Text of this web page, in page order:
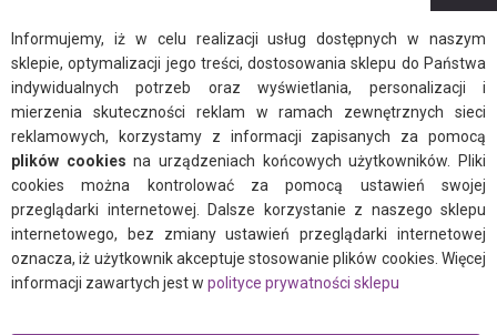
Informujemy, iż w celu realizacji usług dostępnych w naszym
sklepie, optymalizacji jego treści, dostosowania sklepu do Państwa
indywidualnych potrzeb oraz wyświetlania, personalizacji i
mierzenia skuteczności reklam w ramach zewnętrznych sieci
reklamowych, korzystamy z informacji zapisanych za pomocą
plików cookiesna urządzeniach końcowych użytkowników. Pliki
cookies można kontrolować za pomocą ustawień swojej
przeglądarki internetowej. Dalsze korzystanie z naszego sklepu
internetowego, bez zmiany ustawień przeglądarki internetowej
oznacza, iż użytkownik akceptuje stosowanie plików cookies. Więcej
informacji zawartych jest w polityce prywatności sklepu